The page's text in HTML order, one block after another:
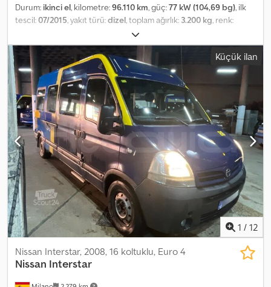
Durum: ikinci el, kilometre:96.110 km, güç:77 kW (104,69 bg), ilk
tescil:07/2015, yakıt türü:dizel, toplam ağırlık: 3.200 kg, renk:
, emisyon sınıfı:
toplam uzunluk:550 mm, toplam genişlik:1.800 mm, toplam
yükseklik:
2.700 mm, Donanım:ABS, elektronik denge programı
(ESP), klima, TIME France platformlu iş makinesi, Tip: ETL 30,
çalışma yüksekliği yaklaşık 11,0 m, taşıma kapasitesi yaklaşık 120 kg,
depolama kutuları, ABS, ESP, klima, elektrikli cam kaldırma sistemi
(sürücü ve yolcu kapıları), emniyet kemerli orta koltuk, Nissan
aks(lar), disk fren sistemi, yaprak yaylı süspansiyon, araç reklamla
kaplanabilir ve/veya üzerine yazı yazılabilir. SI83895 Teklifimiz genel
olarak yeni TÜV muayenesi içermez. Yeni TÜV muayenesi istenirse,
iş ortağı servislerimizden birinden teklif sunmaktan memnuniyet
duyarız! Araç reklamla kaplanabilir ve/veya üzerine yazı yazılabilir.
Genel teslimat ve ödeme koşullarımız geçerlidir. Csdpfxezp Tfce
Adqjrf Bu araç için size özel bir finansman veya kiralama teklifi
hazırlamaktan memnuniyet duyarız. Lütfen bizimle iletişime geçin!
Küçük ilan
1 / 12
Nissan Interstar, 2008, 16 koltuklu, Euro 4
Nissan Interstar